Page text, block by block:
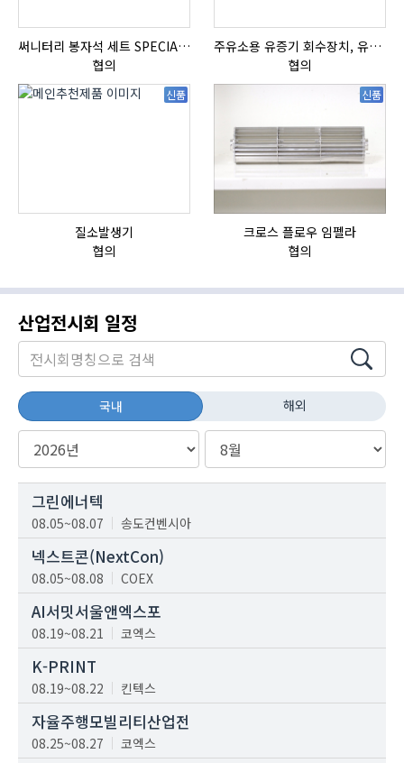
써니터리 봉자석 세트 SPECIAL , 봉자석 , 자석봉 , 호퍼용자석 , 전자석
협의
주유소용 유증기 회수장치, 유증기 회수장치, 방폭형, 방폭형 유증기 회수장치
협의
신품
질소발생기
협의
신품
크로스 플로우 임펠라
협의
산업전시회 일정
국내 해외
그린에너텍
08.05~08.07 송도컨벤시아
넥스트콘(NextCon)
08.05~08.08 COEX
AI서밋서울앤엑스포
08.19~08.21 코엑스
K-PRINT
08.19~08.22 킨텍스
자율주행모빌리티산업전
08.25~08.27 코엑스